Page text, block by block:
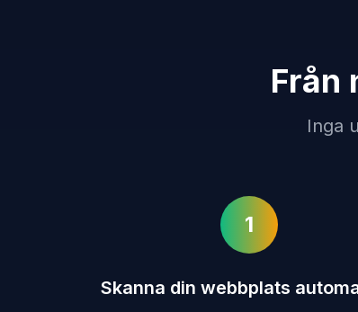
Från
Inga
1
Skanna din webbplats